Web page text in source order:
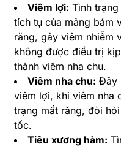
Viêm lợi: Tình
tích tụ của mảng bám
răng, gây viêm nhiễm
không được điều trị
thành viêm nha chu.
Viêm nha chu: Đây
viêm lợi, khi viêm nha
trạng mất răng, đòi
tốc.
Tiêu xương hàm: